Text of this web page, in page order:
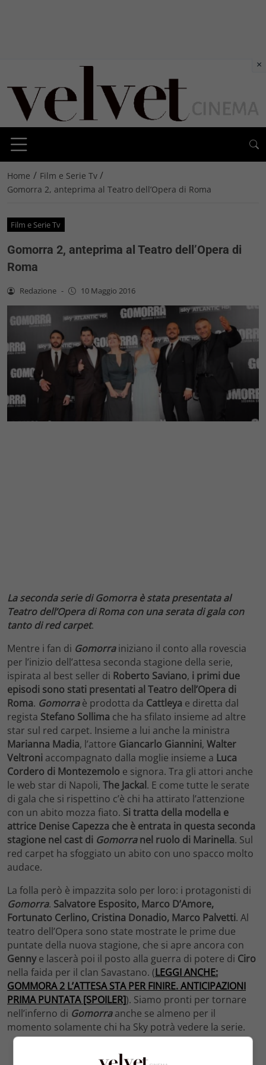
Home / Film e Serie Tv /
Gomorra 2, anteprima al Teatro dell’Opera di Roma
Film e Serie Tv
Gomorra 2, anteprima al Teatro dell’Opera di
Roma
Redazione - 10 Maggio 2016
La seconda serie di Gomorra è stata presentata al
Teatro dell’Opera di Roma con una serata di gala con
tanto di red carpet.
Mentre i fan di Gomorrainiziano il conto alla rovescia
per l’inizio dell’attesa seconda stagione della serie,
ispirata al best seller di Roberto Saviano, i primi due
episodi sono stati presentati al Teatro dell’Opera di
Roma. Gomorraè prodotta da Cattleya e diretta dal
regista Stefano Sollima che ha sfilato insieme ad altre
star sul red carpet. Insieme a lui anche la ministra
Marianna Madia, l’attore Giancarlo Giannini, Walter
Veltroni accompagnato dalla moglie insieme a Luca
Cordero di Montezemolo e signora. Tra gli attori anche
le web star di Napoli, The Jackal. E come tutte le serate
di gala che si rispettino c’è chi ha attirato l’attenzione
con un abito mozza fiato. Si tratta della modella e
attrice Denise Capezza che è entrata in questa seconda
stagione nel cast di Gomorranel ruolo di Marinella. Sul
red carpet ha sfoggiato un abito con uno spacco molto
audace.
La folla però è impazzita solo per loro: i protagonisti di
Gomorra. Salvatore Esposito, Marco D’Amore,
Fortunato Cerlino, Cristina Donadio, Marco Palvetti. Al
teatro dell’Opera sono state mostrate le prime due
puntate della nuova stagione, che si apre ancora con
Gennye lascerà poi il posto alla guerra di potere di Ciro
nella faida per il clan Savastano. (LEGGI ANCHE:
GOMMORA 2 L’ATTESA STA PER FINIRE. ANTICIPAZIONI
PRIMA PUNTATA [SPOILER]). Siamo pronti per tornare
nell’inferno di Gomorraanche se almeno per il
momento solamente chi ha Sky potrà vedere la serie.
×